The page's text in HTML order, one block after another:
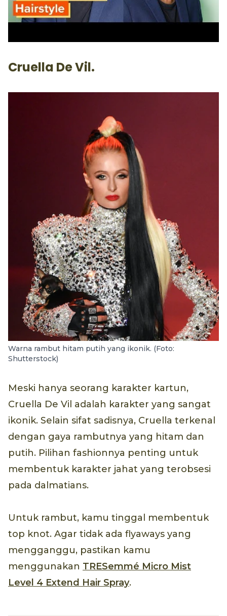
Cruella De Vil.
Warna rambut hitam putih yang ikonik. (Foto:
Shutterstock)
Meski hanya seorang karakter kartun,
Cruella De Vil adalah karakter yang sangat
ikonik. Selain sifat sadisnya, Cruella terkenal
dengan gaya rambutnya yang hitam dan
putih. Pilihan fashionnya penting untuk
membentuk karakter jahat yang terobsesi
pada dalmatians.
Untuk rambut, kamu tinggal membentuk
top knot. Agar tidak ada flyaways yang
mengganggu, pastikan kamu
menggunakan TRESemmé Micro Mist
Level 4 Extend Hair Spray.